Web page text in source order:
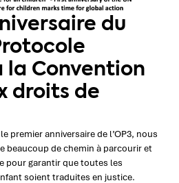
du
Convention
droits de
premier anniversaire de l’OP3, nous
beaucoup de chemin à parcourir et
pour garantir que toutes les
soient traduites en justice.